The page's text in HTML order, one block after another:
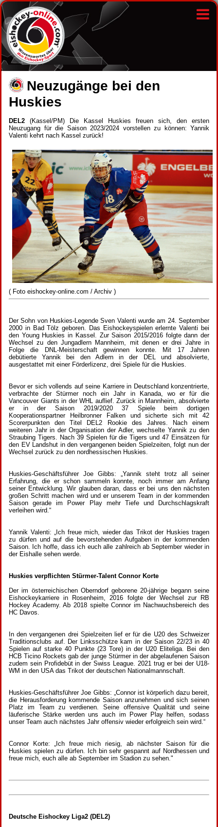
Neuzugänge bei den
Huskies
DEL2 (Kassel/PM) Die Kassel Huskies freuen sich, den ersten
Neuzugang für die Saison 2023/2024 vorstellen zu können: Yannik
Valenti kehrt nach Kassel zurück!
( Foto eishockey-online.com / Archiv )
Der Sohn von Huskies-Legende Sven Valenti wurde am 24. September
2000 in Bad Tölz geboren. Das Eishockeyspielen erlernte Valenti bei
den Young Huskies in Kassel. Zur Saison 2015/2016 folgte dann der
Wechsel zu den Jungadlern Mannheim, mit denen er drei Jahre in
Folge die DNL-Meisterschaft gewinnen konnte. Mit 17 Jahren
debütierte Yannik bei den Adlern in der DEL und absolvierte,
ausgestattet mit einer Förderlizenz, drei Spiele für die Huskies.
Bevor er sich vollends auf seine Karriere in Deutschland konzentrierte,
verbrachte der Stürmer noch ein Jahr in Kanada, wo er für die
Vancouver Giants in der WHL auflief. Zurück in Mannheim, absolvierte
er in der Saison 2019/2020 37 Spiele beim dortigen
Kooperationspartner Heilbronner Falken und sicherte sich mit 42
Scorerpunkten den Titel DEL2 Rookie des Jahres. Nach einem
weiteren Jahr in der Organisation der Adler, wechselte Yannik zu den
Straubing Tigers. Nach 39 Spielen für die Tigers und 47 Einsätzen für
den EV Landshut in den vergangenen beiden Spielzeiten, folgt nun der
Wechsel zurück zu den nordhessischen Huskies.
Huskies-Geschäftsführer Joe Gibbs: „Yannik steht trotz all seiner
Erfahrung, die er schon sammeln konnte, noch immer am Anfang
seiner Entwicklung. Wir glauben daran, dass er bei uns den nächsten
großen Schritt machen wird und er unserem Team in der kommenden
Saison gerade im Power Play mehr Tiefe und Durchschlagskraft
verleihen wird.“
Yannik Valenti: „Ich freue mich, wieder das Trikot der Huskies tragen
zu dürfen und auf die bevorstehenden Aufgaben in der kommenden
Saison. Ich hoffe, dass ich euch alle zahlreich ab September wieder in
der Eishalle sehen werde.
Huskies verpflichten Stürmer-Talent Connor Korte
Der im österreichischen Oberndorf geborene 20-jährige begann seine
Eishockeykarriere in Rosenheim, 2016 folgte der Wechsel zur RB
Hockey Academy. Ab 2018 spielte Connor im Nachwuchsbereich des
HC Davos.
In den vergangenen drei Spielzeiten lief er für die U20 des Schweizer
Traditionsclubs auf. Der Linksschütze kam in der Saison 22/23 in 40
Spielen auf starke 40 Punkte (23 Tore) in der U20 Eliteliga. Bei den
HCB Ticino Rockets gab der junge Stürmer in der abgelaufenen Saison
zudem sein Profidebüt in der Swiss League. 2021 trug er bei der U18-
WM in den USA das Trikot der deutschen Nationalmannschaft.
Huskies-Geschäftsführer Joe Gibbs: „Connor ist körperlich dazu bereit,
die Herausforderung kommende Saison anzunehmen und sich seinen
Platz im Team zu verdienen. Seine offensive Qualität und seine
läuferische Stärke werden uns auch im Power Play helfen, sodass
unser Team auch nächstes Jahr offensiv wieder erfolgreich sein wird.“
Connor Korte: „Ich freue mich riesig, ab nächster Saison für die
Huskies spielen zu dürfen. Ich bin sehr gespannt auf Nordhessen und
freue mich, euch alle ab September im Stadion zu sehen."
Deutsche Eishockey Liga2 (DEL2)